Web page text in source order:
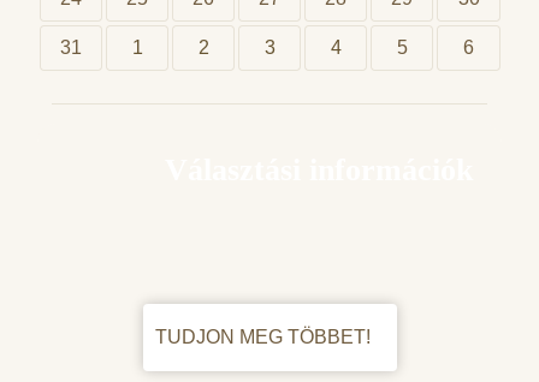
31 1 2 3 4 5 6
TUDJON MEG TÖBBET!